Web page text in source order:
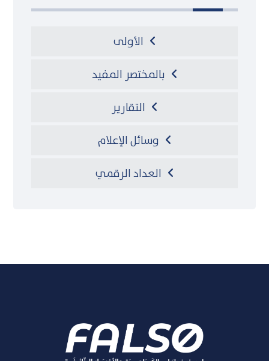
الأولى
بالمختصر المفيد
التقارير
وسائل الإعلام
العداد الرقمي